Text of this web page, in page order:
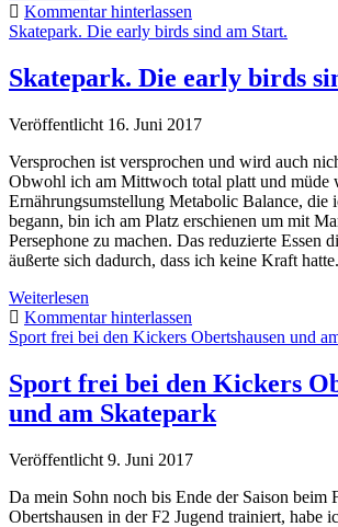
Artemis
startet
neue
Woche
Kommentar hinterlassen
Skatepark. Die early birds sind am Start.
Skatepark. Die early birds
Veröffentlicht 16. Juni 2017
Versprochen ist versprochen und wird auch
Obwohl ich am Mittwoch total platt und müde
Ernährungsumstellung Metabolic Balance, die
begann, bin ich am Platz erschienen um mit
Persephone zu machen. Das reduzierte Essen
äußerte sich dadurch, dass ich keine Kraft
Weiterlesen
Die
early
sind
am
Start.
Kommentar hinterlassen
Sport frei bei den Kickers Obertshausen und
Sport frei bei den Kickers
und am Skatepark
Veröffentlicht 9. Juni 2017
Da mein Sohn noch bis Ende der Saison beim
Obertshausen in der F2 Jugend trainiert, habe